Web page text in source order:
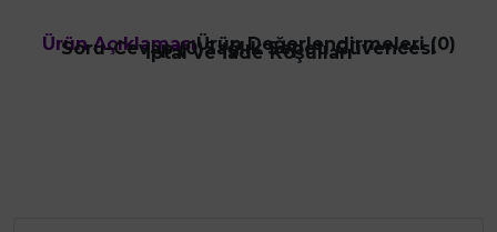
Ürün AçıklamasıÜrün Değerlendirmeleri (0)
Soru-Cevap (0)Sağlık Sepeti Güvencesi
İptal ve İade Koşulları